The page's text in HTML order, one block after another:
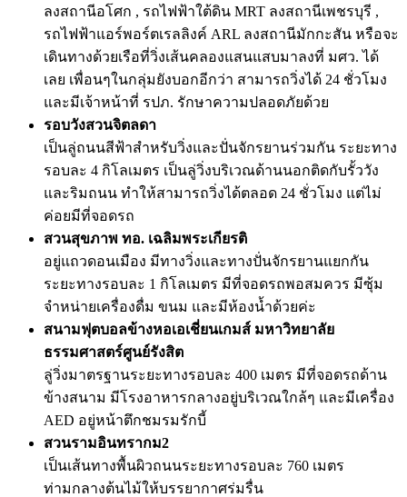
ลงสถานีอโศก , รถไฟฟ้าใต้ดิน MRT ลงสถานีเพชรบุรี ,
รถไฟฟ้าแอร์พอร์ตเรลลิงค์ ARL ลงสถานีมักกะสัน หรือจะ
เดินทางด้วยเรือที่วิ่งเส้นคลองแสนแสบมาลงที่ มศว. ได้
เลย เพื่อนๆในกลุ่มยังบอกอีกว่า สามารถวิ่งได้ 24 ชั่วโมง
และมีเจ้าหน้าที่ รปภ. รักษาความปลอดภัยด้วย
รอบวังสวนจิตลดา
เป็นลู่ถนนสีฟ้าสำหรับวิ่งและปั่นจักรยานร่วมกัน ระยะทาง
รอบละ 4 กิโลเมตร เป็นลู่วิ่งบริเวณด้านนอกติดกับรั้ววัง
และริมถนน ทำให้สามารถวิ่งได้ตลอด 24 ชั่วโมง แต่ไม่
ค่อยมีที่จอดรถ
สวนสุขภาพ ทอ. เฉลิมพระเกียรติ
อยู่แถวดอนเมือง มีทางวิ่งและทางปั่นจักรยานแยกกัน
ระยะทางรอบละ 1 กิโลเมตร มีที่จอดรถพอสมควร มีซุ้ม
จำหน่ายเครื่องดื่ม ขนม และมีห้องน้ำด้วยค่ะ
สนามฟุตบอลข้างหอเอเชี่ยนเกมส์ มหาวิทยาลัย
ธรรมศาสตร์ศูนย์รังสิต
ลู่วิ่งมาตรฐานระยะทางรอบละ 400 เมตร มีที่จอดรถด้าน
ข้างสนาม มีโรงอาหารกลางอยู่บริเวณใกล้ๆ และมีเครื่อง
AED อยู่หน้าตึกชมรมรักบี้
สวนรามอินทรากม2
เป็นเส้นทางพื้นผิวถนนระยะทางรอบละ 760 เมตร
ท่ามกลางต้นไม้ให้บรรยากาศร่มรื่น